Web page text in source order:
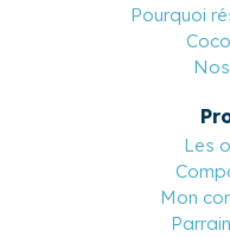
Pourquoi
Les
Mon